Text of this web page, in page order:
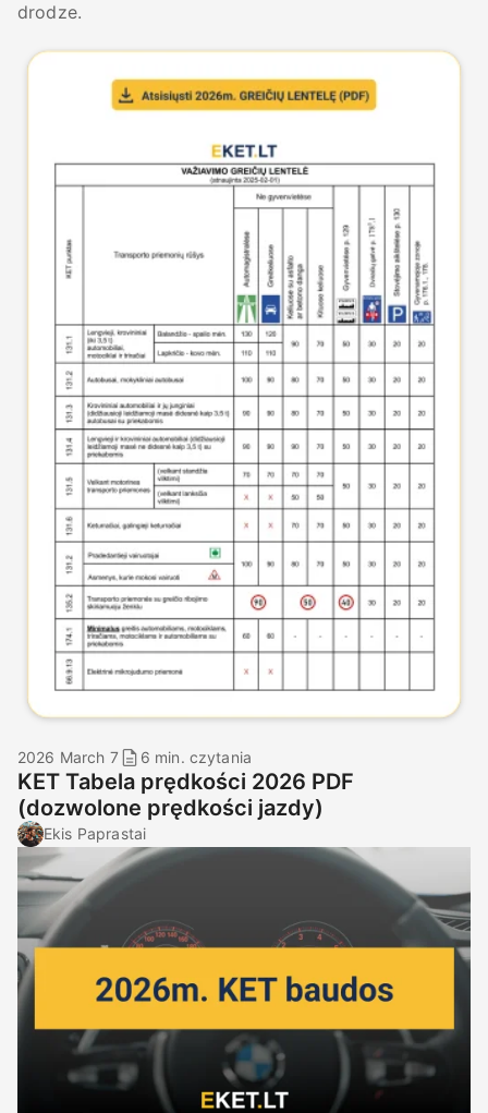
drodze.
2026 March 7 6 min. czytania
KET Tabela prędkości 2026 PDF
(dozwolone prędkości jazdy)
Ekis Paprastai